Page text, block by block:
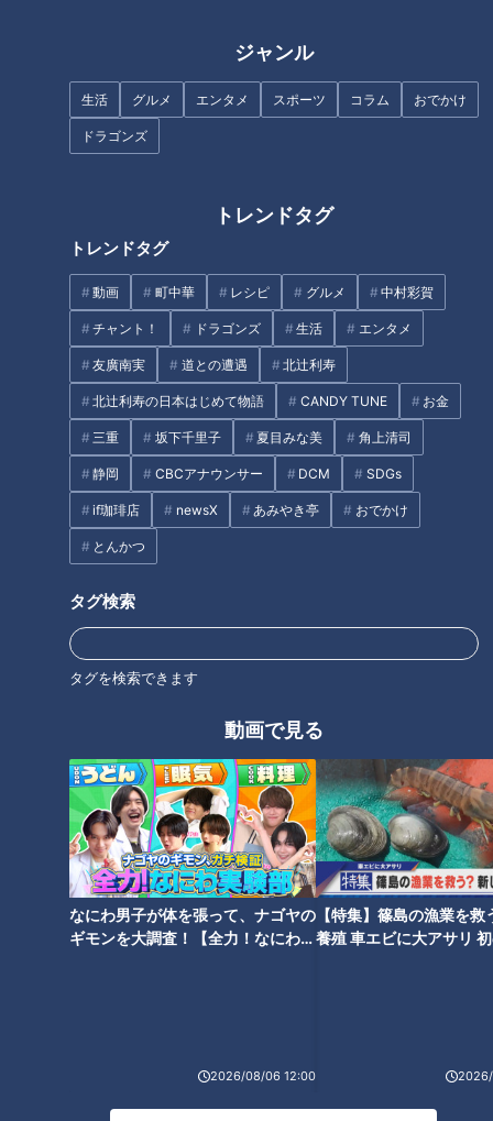
ジャンル
生活 グルメ エンタメ スポーツ コラム おでかけ
ドラゴンズ
トレンドタグ
トレンドタグ
動画 町中華 レシピ グルメ 中村彩賀
チャント！ ドラゴンズ 生活 エンタメ
友廣南実 道との遭遇 北辻利寿
北辻利寿の日本はじめて物語 CANDY TUNE お金
三重 坂下千里子 夏目みな美 角上清司
静岡 CBCアナウンサー DCM SDGs
if珈琲店 newsX あみやき亭 おでかけ
とんかつ
タグ検索
タグを検索できます
動画で見る
なにわ男子が体を張って、ナゴヤの
ギモンを大調査！【全力！なにわ実
2026/08/06 12:00
【特集】篠島の漁業を救
養殖 車エビに大アサリ
東海初上陸！甘さを約束する
「奇跡のトマト」とは？【食欲
の秋WEEK】
ツの簡単料理とは？CBC若狭ア
ナが渥美半島からブランド野菜
なぜ売れない？IKEAの“埋もれア
イテム”を調査！ 「スタイリッ
シュすぎて用途がわからない」
防災グッズにおすすめの懐中電
オシャレでコスパ最強! SNSで
話題のアイデアグッズも!? “こう
いうのが欲しかった”を叶える
『3COINS』で購入品を調査
タグ
生活
花咲かタイムズ
話に花咲く「なるほど」情報満載！週末が楽しくなる土曜日朝の生
ワイド番組！
ホームページ
番組サイト
最新話の見逃し配信はこちら